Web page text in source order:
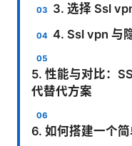
3. 选择 Ssl
4. Ssl vpn 与
5. 性能与对比：
代替代方案
6. 如何搭建一个